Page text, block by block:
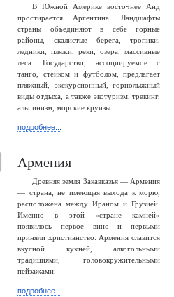
В Южной Америке восточнее Анд
простирается Аргентина. Ландшафты
страны объединяют в себе горные
районы, скалистые берега, тропики,
ледники, пляжи, реки, озера, массивные
леса. Государство, ассоциируемое с
танго, стейком и футболом, предлагает
пляжный, экскурсионный, горнолыжный
виды отдыха, а также экотуризм, трекинг,
альпинизм, морские круизы…
подробнее...
Армения
Древняя земля Закавказья — Армения
— страна, не имеющая выхода к морю,
расположена между Ираном и Грузией.
Именно в этой «стране камней»
появилось первое вино и первыми
приняли христианство. Армения славится
вкусной кухней, алкогольными
традициями, головокружительными
пейзажами.
подробнее...